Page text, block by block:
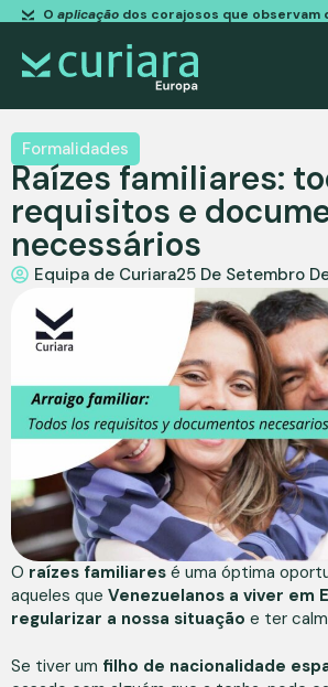
O aplicaçãodos corajosos que observam
Formalidades
Raízes familiares:
requisitos e
necessários
Equipa de Curiara25 De Setembro
O raízes familiares é uma óptima
aqueles que Venezuelanos a viver em
regularizar a nossa situação e ter
Se tiver um filho de nacionalidade